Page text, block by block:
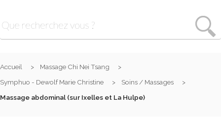
Accueil
Massage Chi Nei Tsang
Symphuo - Dewolf Marie Christine
Soins / Massages
Massage abdominal (sur Ixelles et La Hulpe)